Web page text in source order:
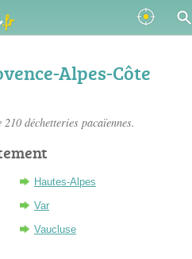
Alpes-Côte
210 déchetteries pacaïennes.
Hautes-Alpes
Var
Vaucluse